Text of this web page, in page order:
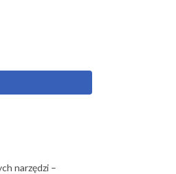
narzędzi –